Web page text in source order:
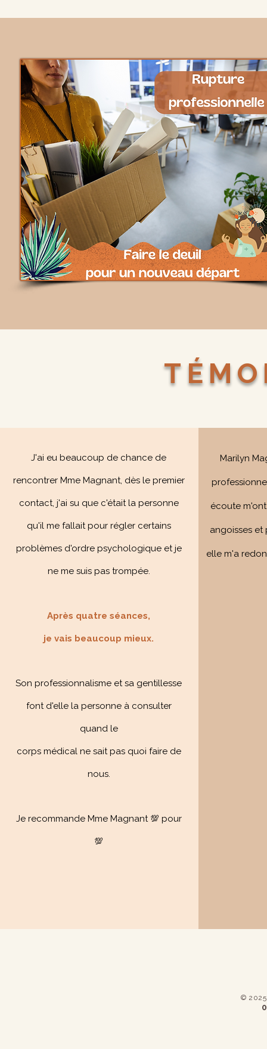
J'ai eu beaucoup de chance de
rencontrer Mme Magnant, dès le premier
contact, j'ai su que c'était la personne
qu'il me fallait pour régler certains
problèmes d'ordre psychologique et je
ne me suis pas trompée.
Après quatre séances,
je vais beaucoup mieux.
Son professionnalisme et sa gentillesse
font d'elle la personne à consulter
quand le
corps médical ne sait pas quoi faire de
nous.
Je recommande Mme Magnant 💯 pour
💯
Marilyn
écoute
angoisses
elle m'a
​©